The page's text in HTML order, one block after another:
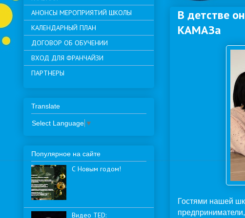
В детстве
КАМАЗа
Гостями нашей
АНОНСЫ МЕРОПРИЯТИЙ ШКОЛЫ
КАЛЕНДАРНЫЙ ПЛАН
ДОГОВОР ОБ ОБУЧЕНИИ
ВХОД ДЛЯ ФРАНЧАЙЗИ
ПАРТНЕРЫ
Translate
Select Language ▼
Популярное на сайте
С Новым годом!
Видео TED: